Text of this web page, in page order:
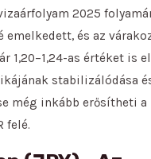
2025
emelkedett, és az
1,20–1,24-as értéket is
stabilizálódása
még inkább erősítheti a
felé.